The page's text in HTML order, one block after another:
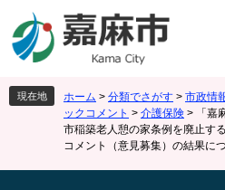
ジ
先
頭
ュ
を
飛
現在地 ホーム > 分類でさがす > 市政情
ックコメント > 介護保険 >
「
市稲築老人憩の家条例を廃止す
コメント（意見募集）の結果に